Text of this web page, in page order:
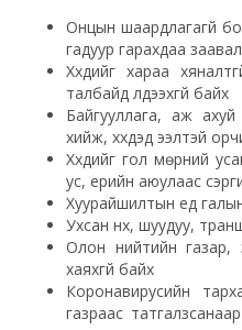
Онцын шаардлагагүй бол
гадуур гарахдаа заавал
Хүүхдийг хараа
талбайд үлдээхгүй байх
Байгууллага, аж
хийж, хүүхдэд ээлтэй
Хүүхдийг гол мөрний
ус, үерийн аюулаас
Хуурайшилтын үед
Ухсан нүх, шуудуу,
Олон нийтийн газар,
хаяхгүй байх
Коронавирусийн
газраас